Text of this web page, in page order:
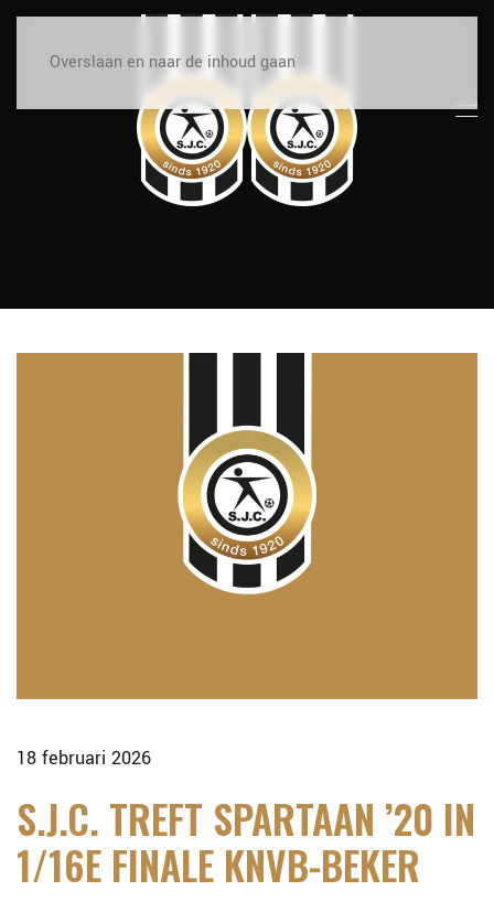
Overslaan en naar de inhoud gaan
18 februari 2026
S.J.C. TREFT SPARTAAN ’20 IN
1/16E FINALE KNVB-BEKER